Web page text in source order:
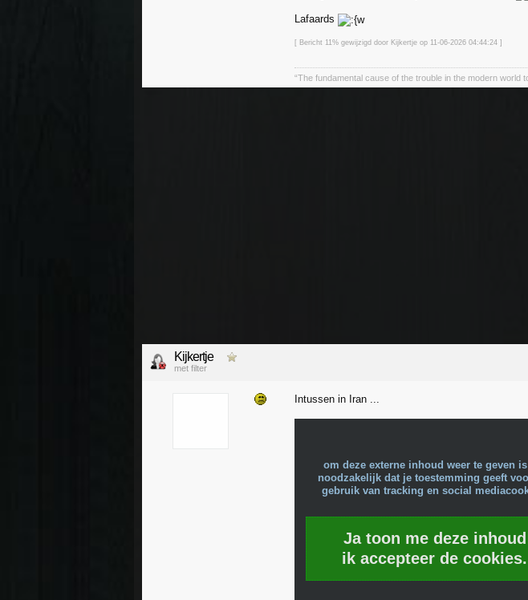
Lafaards
[ Bericht 11% gewijzigd door Kijkertje op 11-06-2026 04:44:24 ]
“The fundamental cause of the trouble in the modern
Kijkertje
met filter
Intussen in Iran ...
om deze externe inhoud weer te geven
noodzakelijk dat je toestemming geeft
gebruik van tracking en social
Ja toon me deze inhoud
ik accepteer de cookies.